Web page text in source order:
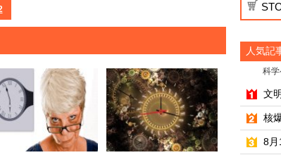
人気記
科学
・
文
・
核
・
8月